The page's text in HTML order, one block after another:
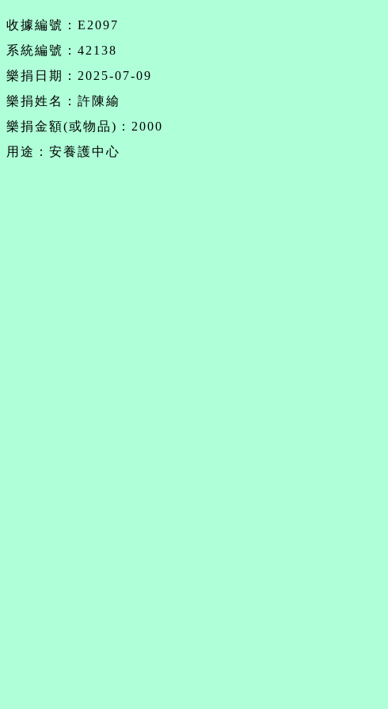
收據編號：E2097
系統編號：42138
樂捐日期：2025-07-09
樂捐姓名：許陳緰
樂捐金額(或物品)：2000
用途：安養護中心